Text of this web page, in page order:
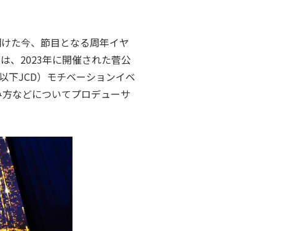
た今、節目となる周年イヤ
、2023年に開催された菅公
下JCD）モチベーションイベ
などについてプロデューサ